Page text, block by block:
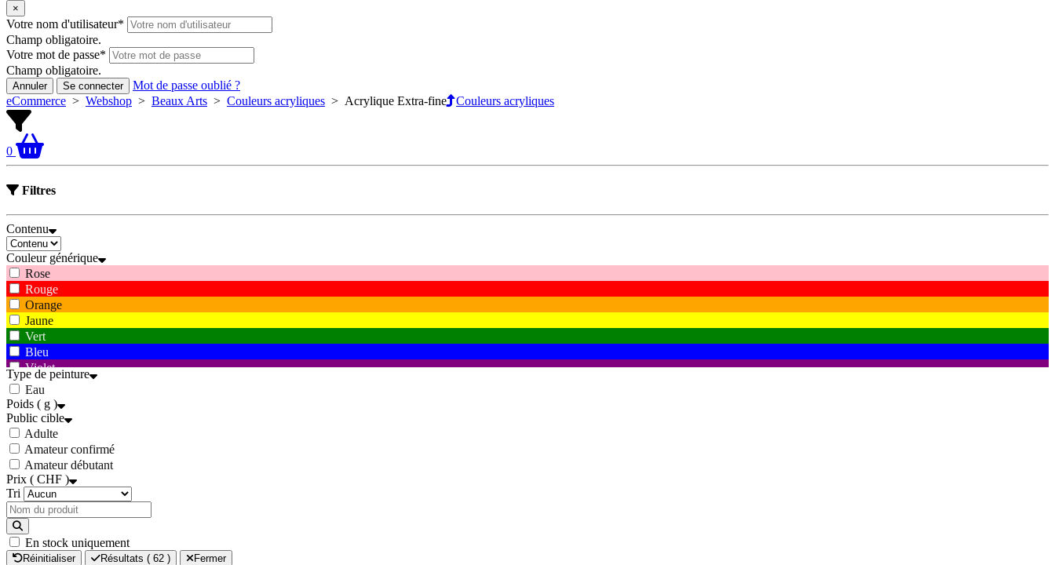
×
Votre nom d'utilisateur*
Champ obligatoire.
Votre mot de passe*
Champ obligatoire.
Annuler Se connecter
Mot de passe oublié ?
eCommerce > Webshop > Beaux Arts > Couleurs acryliques > Acrylique Extra-fine Couleurs acryliques
0
Filtres
Contenu
Couleur générique
Rose
Rouge
Orange
Jaune
Vert
Bleu
Violet
Marron
Blanc
Gris
Noir
Type de peinture
Eau
Poids ( g )
Public cible
Adulte
Amateur confirmé
Amateur débutant
Prix ( CHF )
Tri
En stock uniquement
Réinitialiser Résultats ( 62 ) Fermer